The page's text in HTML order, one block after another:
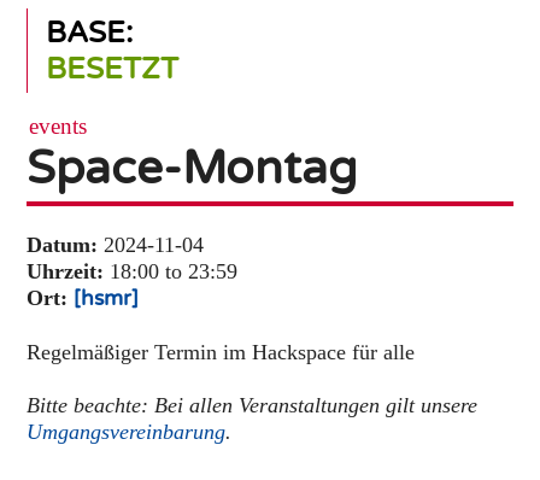
BASE:
BESETZT
events
Space-Montag
Datum: 2024-11-04
Uhrzeit: 18:00 to 23:59
Ort: [hsmr]
Regelmäßiger Termin im Hackspace für alle
Bitte beachte: Bei allen Veranstaltungen gilt unsere
Umgangsvereinbarung.